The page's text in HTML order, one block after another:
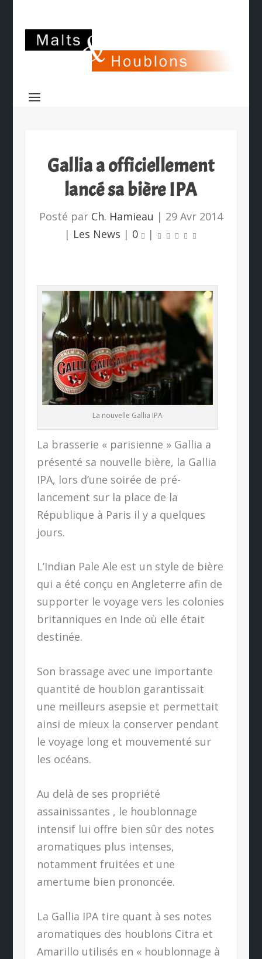
Gallia a officiellement
lancé sa bière IPA
Posté par Ch. Hamieau | 29 Avr 2014
| Les News | 0 |
La nouvelle Gallia IPA
La brasserie « parisienne » Gallia a
présenté sa nouvelle bière, la Gallia
IPA, lors d’une soirée de pré-
lancement sur la place de la
République à Paris il y a quelques
jours.
L’Indian Pale Ale est un style de bière
qui a été conçu en Angleterre afin de
supporter le voyage vers les colonies
britanniques en Inde où elle était
destinée.
Son brassage avec une importante
quantité de houblon garantissait
une meilleurs asepsie et permettait
ainsi de mieux la conserver pendant
le voyage long et mouvementé sur
les océans.
Au delà de ses propriété
assainissantes , le houblonnage
intensif lui offre bien sûr des notes
aromatiques plus intenses,
notamment fruitées et une
amertume bien prononcée.
La Gallia IPA tire quant à ses notes
aromatiques des houblons Citra et
Amarillo utilisés en « houblonnage à